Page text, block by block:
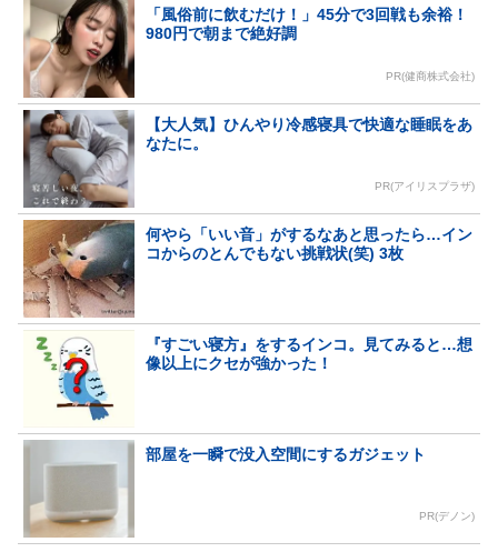
「風俗前に飲むだけ！」45分で3回戦も余裕！
980円で朝まで絶好調
PR(健商株式会社)
【大人気】ひんやり冷感寝具で快適な睡眠をあ
なたに。
PR(アイリスプラザ)
何やら「いい音」がするなあと思ったら…イン
コからのとんでもない挑戦状(笑) 3枚
『すごい寝方』をするインコ。見てみると…想
像以上にクセが強かった！
部屋を一瞬で没入空間にするガジェット
PR(デノン)